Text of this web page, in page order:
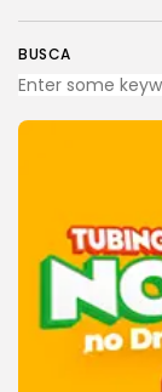
BUSCA